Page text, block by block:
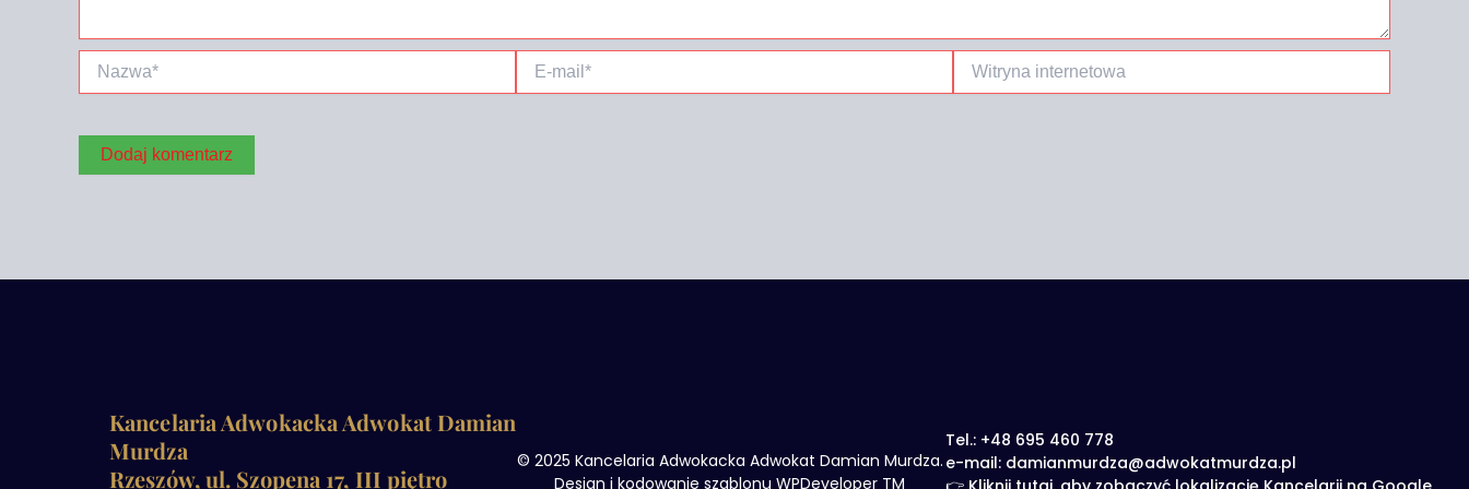
mail*
internetowa
Kancelaria Adwokacka Adwokat Damian
Murdza
Rzeszów, ul. Szopena 17, III piętro
© 2025 Kancelaria Adwokacka Adwokat Damian Murdza.
Design i kodowanie szablonu WPDeveloper TM
Tel.: +48 695 460 778
e-mail: damianmurdza@adwokatmurdza.pl